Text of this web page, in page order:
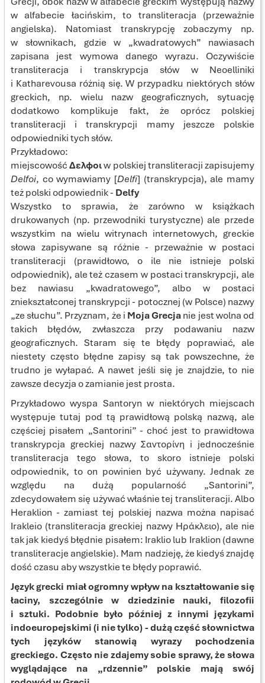
w alfabecie łacińskim, to transliteracja (przeważnie
angielska). Natomiast transkrypcję zobaczymy np.
w słownikach, gdzie w „kwadratowych” nawiasach
zapisana jest wymowa danego wyrazu. Oczywiście
transliteracja i transkrypcja słów w Neoelliniki
i Katharevousa różnią się. W przypadku niektórych słów
greckich, np. wielu nazw geograficznych, sytuację
dodatkowo komplikuje fakt, że oprócz polskiej
transliteracji i transkrypcji mamy jeszcze polskie
odpowiedniki tych słów.
Przykładowo:
miejscowośćΔελφοιw polskiej transliteracji zapisujemy
Delfoi, co wymawiamy [Delfi] (transkrypcja), ale mamy
też polski odpowiednik - Delfy
Wszystko to sprawia, że zarówno w książkach
drukowanych (np. przewodniki turystyczne) ale przede
wszystkim na wielu witrynach internetowych, greckie
słowa zapisywane są różnie - przeważnie w postaci
transliteracji (prawidłowo, o ile nie istnieje polski
odpowiednik), ale też czasem w postaci transkrypcji, ale
bez nawiasu „kwadratowego”, albo w postaci
zniekształconej transkrypcji - potocznej (w Polsce) nazwy
„ze słuchu”. Przyznam, że i Moja Grecjanie jest wolna od
takich błędów, zwłaszcza przy podawaniu nazw
geograficznych. Staram się te błędy poprawiać, ale
niestety często błędne zapisy są tak powszechne, że
trudno je wyłapać. A nawet jeśli się je znajdzie, to nie
zawsze decyzja o zamianie jest prosta.
Przykładowo wyspa Santoryn w niektórych miejscach
występuje tutaj pod tą prawidłową polską nazwą, ale
częściej pisałem „Santorini” - choć jest to prawidłowa
transkrypcja greckiej nazwy Σαντορίνη i jednocześnie
transliteracja tego słowa, to skoro istnieje polski
odpowiednik, to on powinien być używany. Jednak ze
względu na dużą popularność „Santorini”,
zdecydowałem się używać właśnie tej transliteracji. Albo
Heraklion - zamiast tej polskiej nazwa można napisać
Irakleio (transliteracja greckiej nazwy Ηράκλειο), ale nie
tak jak kiedyś błędnie pisałem: Iraklio lub Iraklion (dawne
transliteracje angielskie). Mam nadzieję, że kiedyś znajdę
dość czasu aby wszystkie te błędy poprawić.
Język grecki miał ogromny wpływ na kształtowanie się
łaciny, szczególnie w dziedzinie nauki, filozofii
i sztuki. Podobnie było później z innymi językami
indoeuropejskimi (i nie tylko) - dużą część słownictwa
tych języków stanowią wyrazy pochodzenia
greckiego. Często nie zdajemy sobie sprawy, że słowa
wyglądające na „rdzennie” polskie mają swój